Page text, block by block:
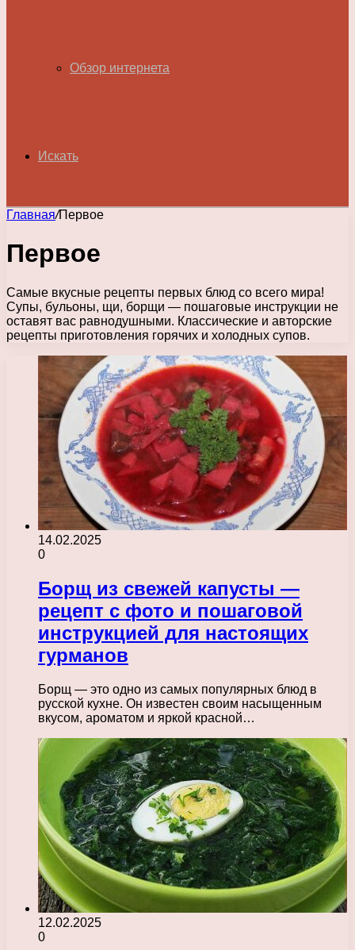
Обзор интернета
Искать
Главная/Первое
Первое
Самые вкусные рецепты первых блюд со всего мира!
Супы, бульоны, щи, борщи — пошаговые инструкции не
оставят вас равнодушными. Классические и авторские
рецепты приготовления горячих и холодных супов.
14.02.2025
0
Борщ из свежей капусты —
рецепт с фото и пошаговой
инструкцией для настоящих
гурманов
Борщ — это одно из самых популярных блюд в
русской кухне. Он известен своим насыщенным
вкусом, ароматом и яркой красной…
12.02.2025
0